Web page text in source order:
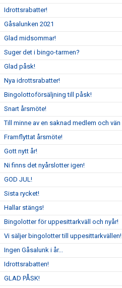
Idrottsrabatter!
Gåsalunken 2021
Glad midsommar!
Suger det i bingo-tarmen?
Glad påsk!
Nya idrottsrabatter!
Bingolottoförsäljning till påsk!
Snart årsmöte!
Till minne av en saknad medlem och vän
Framflyttat årsmöte!
Gott nytt år!
Ni finns det nyårslotter igen!
GOD JUL!
Sista rycket!
Hallar stängs!
Bingolotter för uppesittarkväll och nyår!
Vi säljer bingolotter till uppesittarkvällen!
Ingen Gåsalunk i år...
Idrottsrabatten!
GLAD PÅSK!